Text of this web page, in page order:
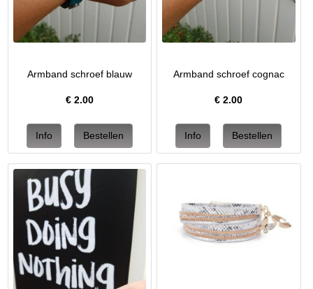
Armband schroef blauw
€ 2.00
Armband schroef cognac
€2.00